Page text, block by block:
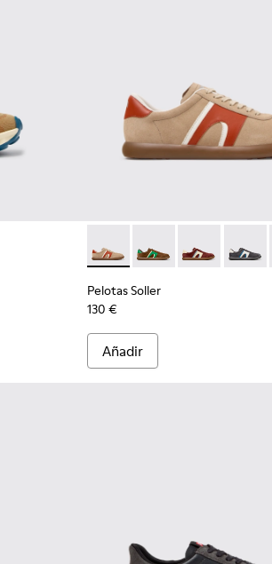
hombre.reciclados para hombre.
técnicos reciclados para hombre.
marrones de materiales técnicos
- Zapatillas azules de materiales técnicos
010
- K101109-006 - Zapatillas negras de
Pelotas Soller - K100937-
Pelotas Soller -
Pelotas Soller
Pelotas Soller
130 €
Añadir